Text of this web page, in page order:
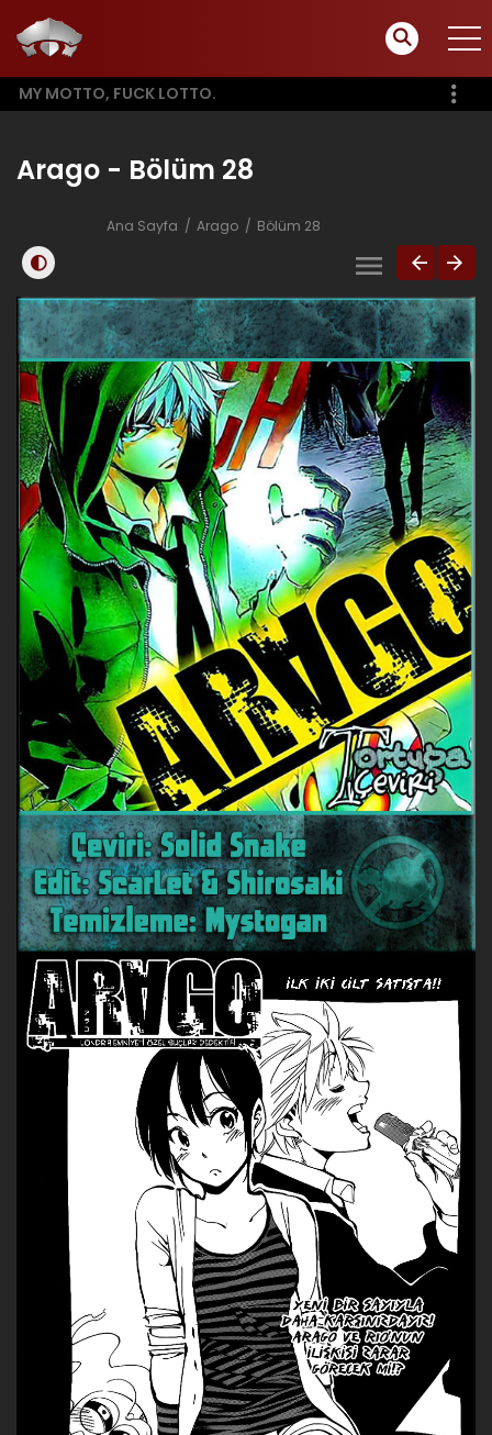
MY MOTTO, FUCK LOTTO.
Arago - Bölüm 28
Ana Sayfa Arago Bölüm 28